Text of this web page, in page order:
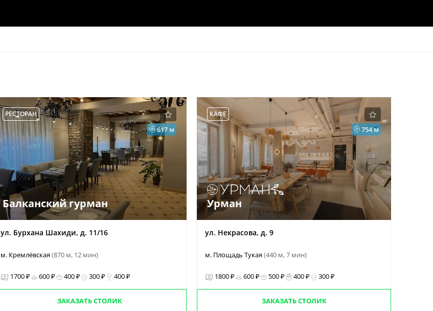
РЕСТОРАН
617 м
Балканский гурман
ул. Бурхана Шахиди, д. 11/16
м. Кремлёвская(870 м, 12 мин)
1700 ₽ 600 ₽ 400 ₽ 300 ₽ 400 ₽
ЗАКАЗАТЬ СТОЛИК
КАФЕ
754 м
Урман
ул. Некрасова, д. 9
м. Площадь Тукая(440 м, 7 мин)
1800 ₽ 600 ₽ 500 ₽ 400 ₽ 300 ₽
ЗАКАЗАТЬ СТОЛИК